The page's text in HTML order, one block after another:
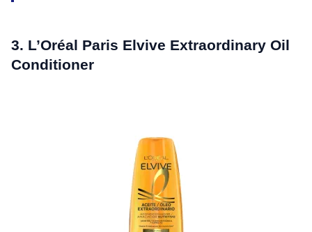
3. L’Oréal Paris Elvive Extraordinary Oil
Conditioner